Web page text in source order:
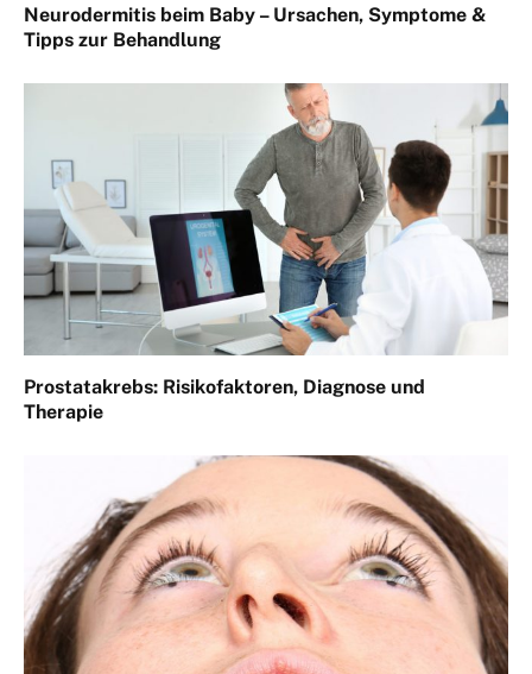
Neurodermitis beim Baby – Ursachen, Symptome &
Tipps zur Behandlung
Prostatakrebs: Risikofaktoren, Diagnose und
Therapie